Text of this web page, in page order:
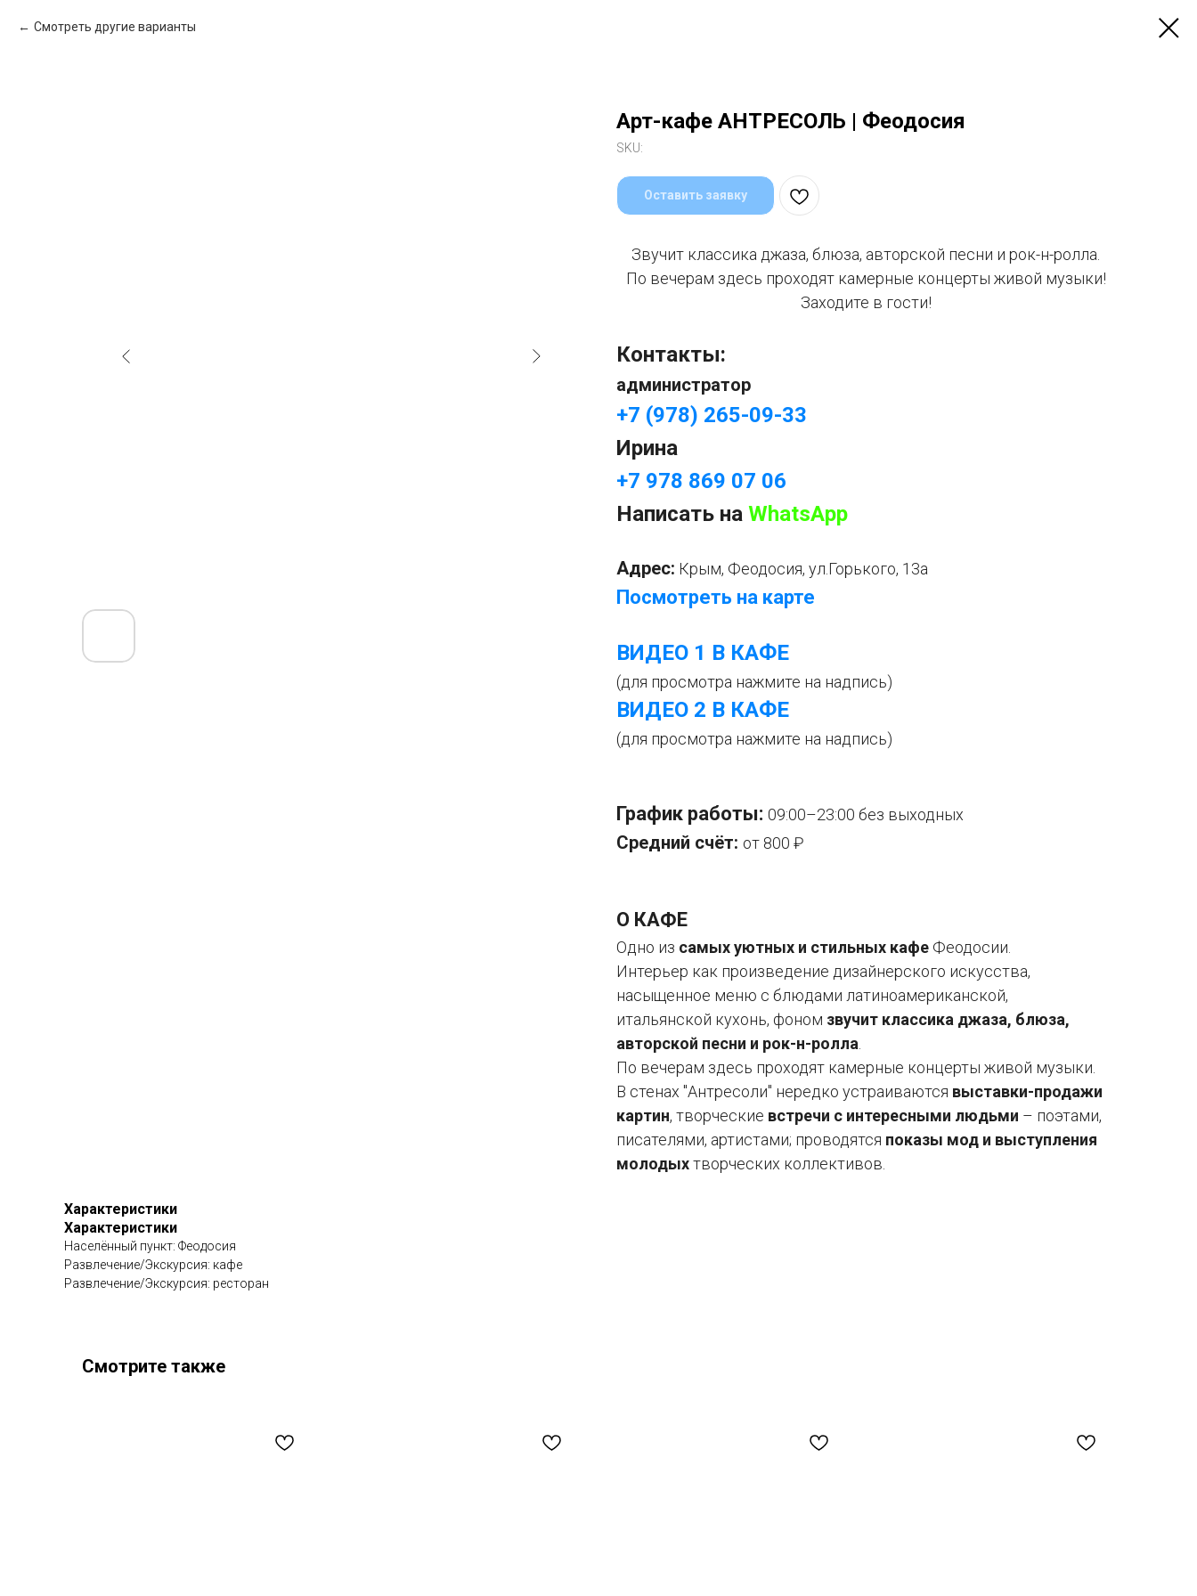
Смотреть другие варианты
Арт-кафе АНТРЕСОЛЬ | Феодосия
SKU:
Оставить заявку
Звучит классика джаза, блюза, авторской песни и рок-н-ролла.
По вечерам здесь проходят камерные концерты живой музыки!
Заходите в гости!
Контакты:
администратор
+7 (978) 265-09-33
Ирина
+7 978 869 07 06
Написать на WhatsApp
Адрес: Крым, Феодосия, ул.Горького, 13а
Посмотреть на карте
ВИДЕО 1 В КАФЕ
(для просмотра нажмите на надпись)
ВИДЕО 2 В КАФЕ
(для просмотра нажмите на надпись)
График работы: 09:00–23:00 без выходных
Средний счёт: от 800 ₽
О КАФЕ
Одно из самых уютных и стильных кафе Феодосии.
Интерьер как произведение дизайнерского искусства,
насыщенное меню с блюдами латиноамериканской,
итальянской кухонь, фоном звучит классика джаза, блюза,
авторской песни и рок-н-ролла
По вечерам здесь проходят камерные концерты живой музыки.
В стенах "Антресоли" нередко устраиваются выставки-продажи
картин, творческие встречи с интересными людьми – поэтами,
писателями, артистами; проводятся показы мод и выступления
молодыхтворческих коллективов.
Характеристики
Характеристики
Населённый пункт: Феодосия
Развлечение/Экскурсия: кафе
Развлечение/Экскурсия: ресторан
Смотрите также